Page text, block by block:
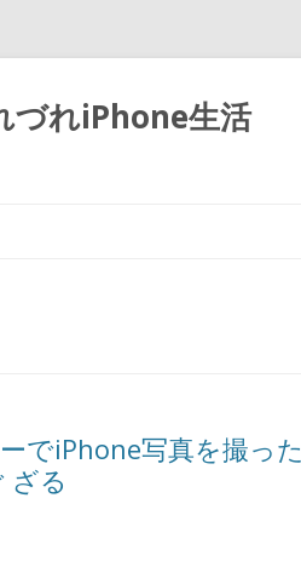
づれiPhone生活
でiPhone写真を撮っ
ざる